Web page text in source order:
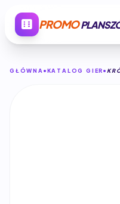
PROMO
GŁÓWNA KATALOG GIER